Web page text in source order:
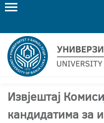
Извјештај
кандидатима за